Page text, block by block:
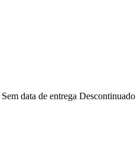
Sem data de entrega Descontinuado